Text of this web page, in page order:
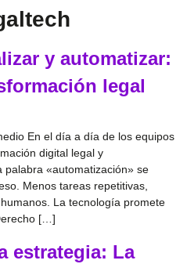
y automatizar:
legal
En el día a día de los equipos
digital legal y
palabra «automatización» se
Menos tareas repetitivas,
La tecnología promete
[…]
estrategia: La